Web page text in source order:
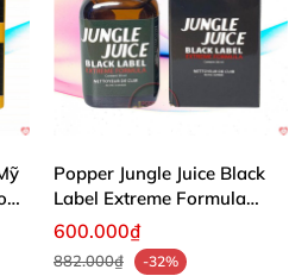
Popper Jungle Juice Black
Label Extreme Formula
30ml
600.000₫
882.000₫
-32%